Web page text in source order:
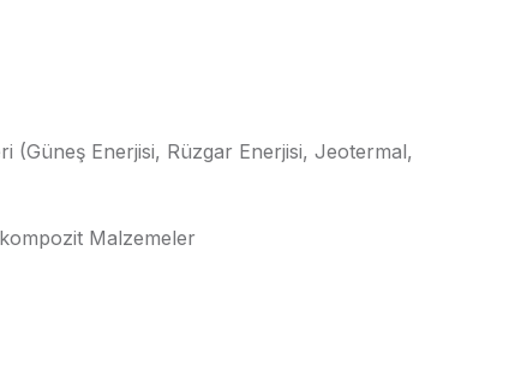
Enerjisi, Rüzgar Enerjisi, Jeotermal,
Malzemeler